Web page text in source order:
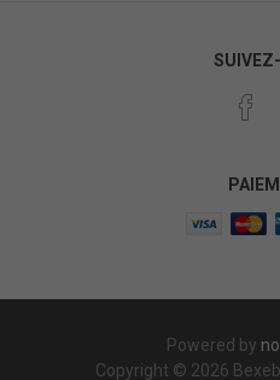
Powered by
Copyright © 2026